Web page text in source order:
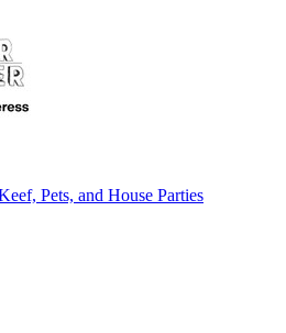
Pets, and House Parties